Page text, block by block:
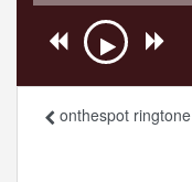
onthespot ringtone